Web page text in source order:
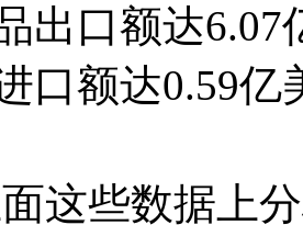
出口额达
口额达0.59亿
些数据上分